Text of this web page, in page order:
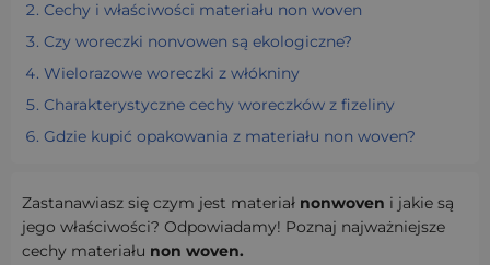
Cechy i właściwości materiału non woven
Czy woreczki nonvowen są ekologiczne?
Wielorazowe woreczki z włókniny
Charakterystyczne cechy woreczków z fizeliny
Gdzie kupić opakowania z materiału non woven?
Zastanawiasz się czym jest materiał nonwoven i jakie są
jego właściwości? Odpowiadamy! Poznaj najważniejsze
cechy materiału non woven.